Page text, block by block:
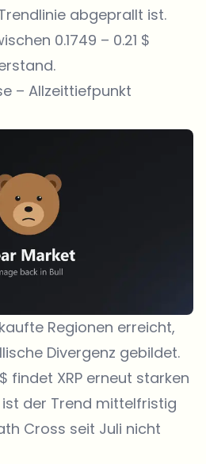
abgeprallt ist.
0.1749 – 0.21 $
– Allzeittiefpunkt
Regionen erreicht,
Divergenz gebildet.
findet XRP erneut starken
der Trend mittelfristig
Cross seit Juli nicht